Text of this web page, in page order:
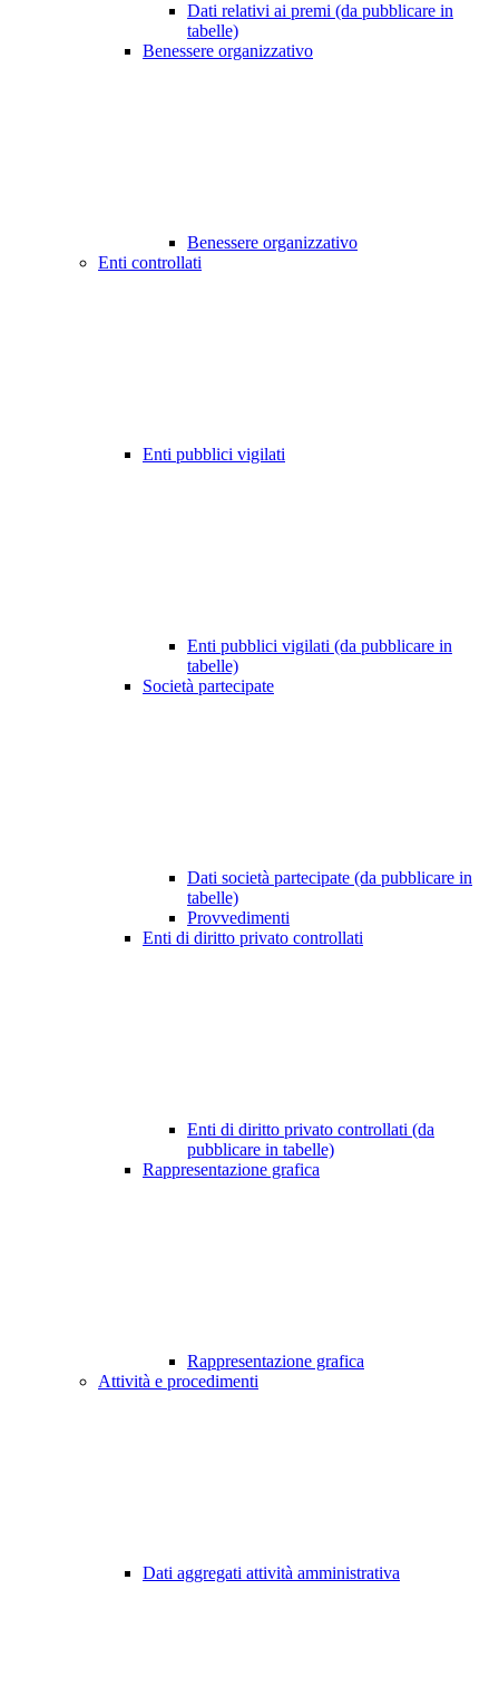
Dati relativi ai premi (da pubblicare in
tabelle)
Benessere organizzativo
Benessere organizzativo
Enti controllati
Enti pubblici vigilati
Enti pubblici vigilati (da pubblicare in
tabelle)
Società partecipate
Dati società partecipate (da pubblicare in
tabelle)
Provvedimenti
Enti di diritto privato controllati
Enti di diritto privato controllati (da
pubblicare in tabelle)
Rappresentazione grafica
Rappresentazione grafica
Attività e procedimenti
Dati aggregati attività amministrativa